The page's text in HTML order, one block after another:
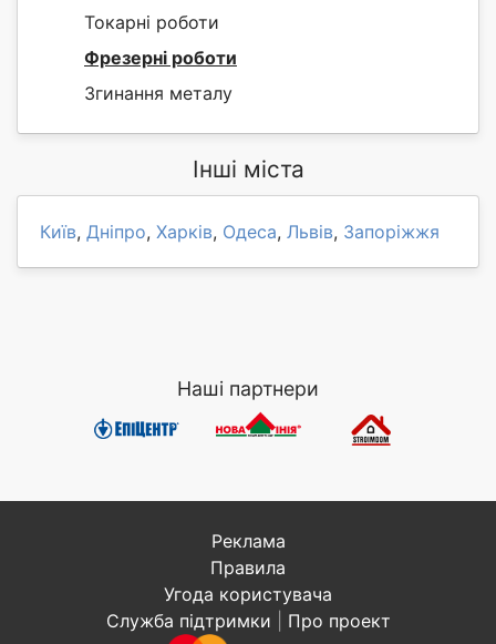
Токарні роботи
Фрезерні роботи
Згинання металу
Інші міста
Київ, Дніпро, Харків, Одеса, Львів, Запоріжжя
Наші партнери
Реклама
Правила
Угода користувача
Служба підтримки
Про проект